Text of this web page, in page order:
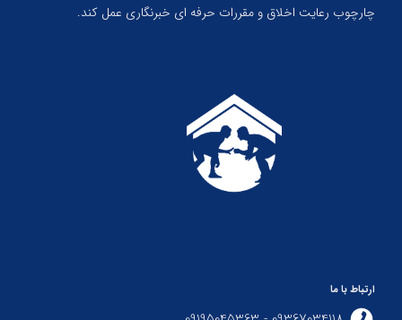
چارچوب رعایت اخلاق و مقررات حرفه ای خبرنگاری عمل کند.
ارتباط با ما